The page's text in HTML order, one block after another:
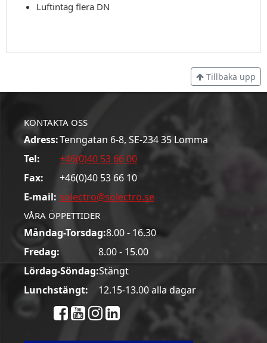
Luftintag flera DN
Tillbaka upp
KONTAKTA OSS
Adress:Tenngatan 6-8, SE-234 35 Lomma
Tel:
+46(0)40 53 66 00
Fax:
+46(0)40 53 66 10
E-mail: solectro@solectro.se
VÅRA ÖPPETTIDER
Måndag-Torsdag:8.00 - 16.30
Fredag:
8.00 - 15.00
Lördag-Söndag:Stängt
Lunchstängt:
12.15-13.00 alla dagar